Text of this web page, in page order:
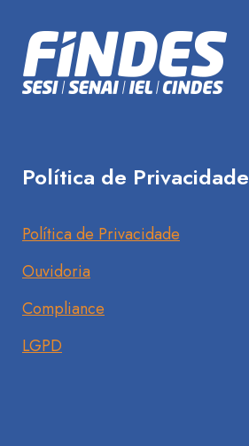
Política de Privacidade
Política de Privacidade
Ouvidoria
Compliance
LGPD